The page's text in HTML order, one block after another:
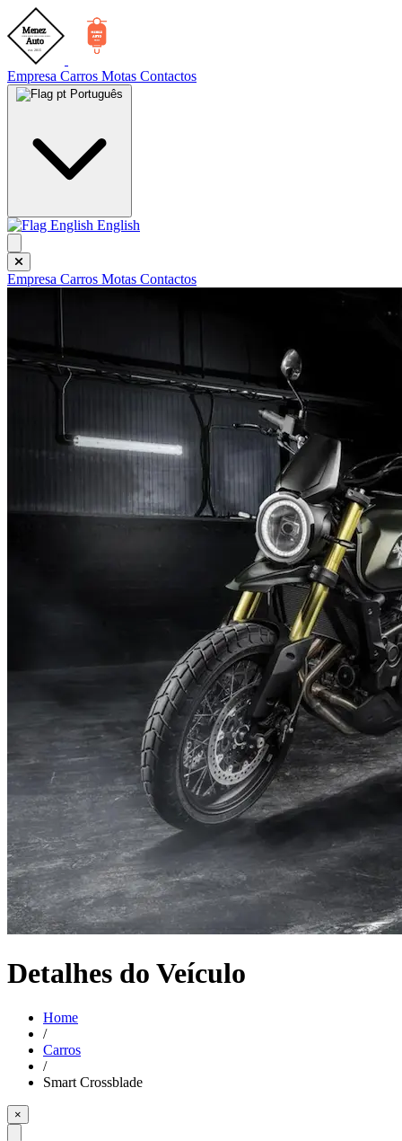
Empresa Carros Motas Contactos
Português
English
Empresa Carros Motas Contactos
Detalhes do Veículo
Home
/
Carros
/
Smart Crossblade
×